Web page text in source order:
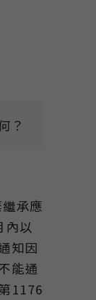
？
承應
內以
知因
能通
1176